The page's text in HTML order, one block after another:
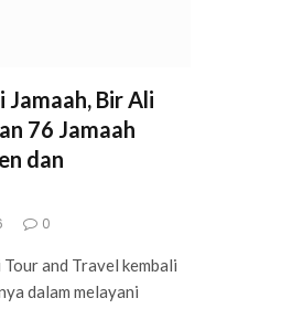
Bir Ali
76 Jamaah
dan
0
and Travel kembali
dalam melayani